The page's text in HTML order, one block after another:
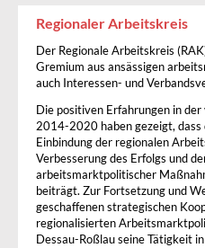
Regionaler Arbeitskreis
Der Regionale Arbeitskreis
Gremium aus ansässigen
auch Interessen- und
Die positiven Erfahrungen in
2014-2020 haben gezeigt,
Einbindung der regionalen
Verbesserung des Erfolgs und
arbeitsmarktpolitischer
beiträgt. Zur Fortsetzung und
geschaffenen strategischen
regionalisierten
Dessau-Roßlau seine Tätigkeit